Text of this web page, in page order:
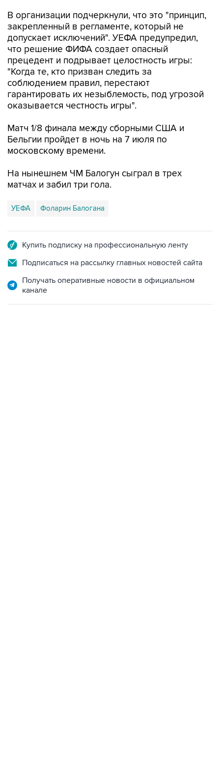
В организации подчеркнули, что это "принцип,
закрепленный в регламенте, который не
допускает исключений". УЕФА предупредил,
что решение ФИФА создает опасный
прецедент и подрывает целостность игры:
"Когда те, кто призван следить за
соблюдением правил, перестают
гарантировать их незыблемость, под угрозой
оказывается честность игры".
Матч 1/8 финала между сборными США и
Бельгии пройдет в ночь на 7 июля по
московскому времени.
На нынешнем ЧМ Балогун сыграл в трех
матчах и забил три гола.
УЕФА Фоларин Балогана
Купить подписку на профессиональную ленту
Подписаться на рассылку главных новостей сайта
Получать оперативные новости в официальном
канале